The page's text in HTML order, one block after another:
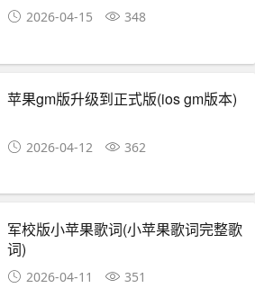
2026-04-15 348
苹果gm版升级到正式版(ios gm版本)
2026-04-12 362
军校版小苹果歌词(小苹果歌词完整歌
词)
2026-04-11 351